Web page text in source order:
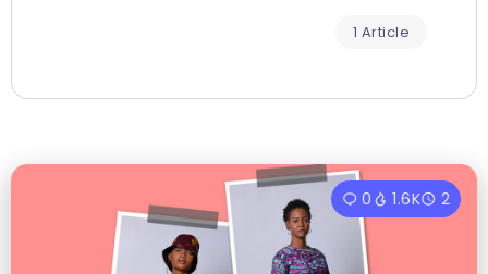
1 Article
0 1.6K 2